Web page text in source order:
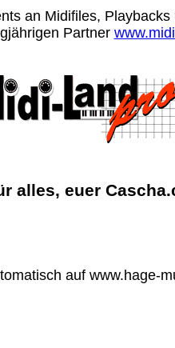
an Midifiles,
Partner
alles, euer
auf www.hage-